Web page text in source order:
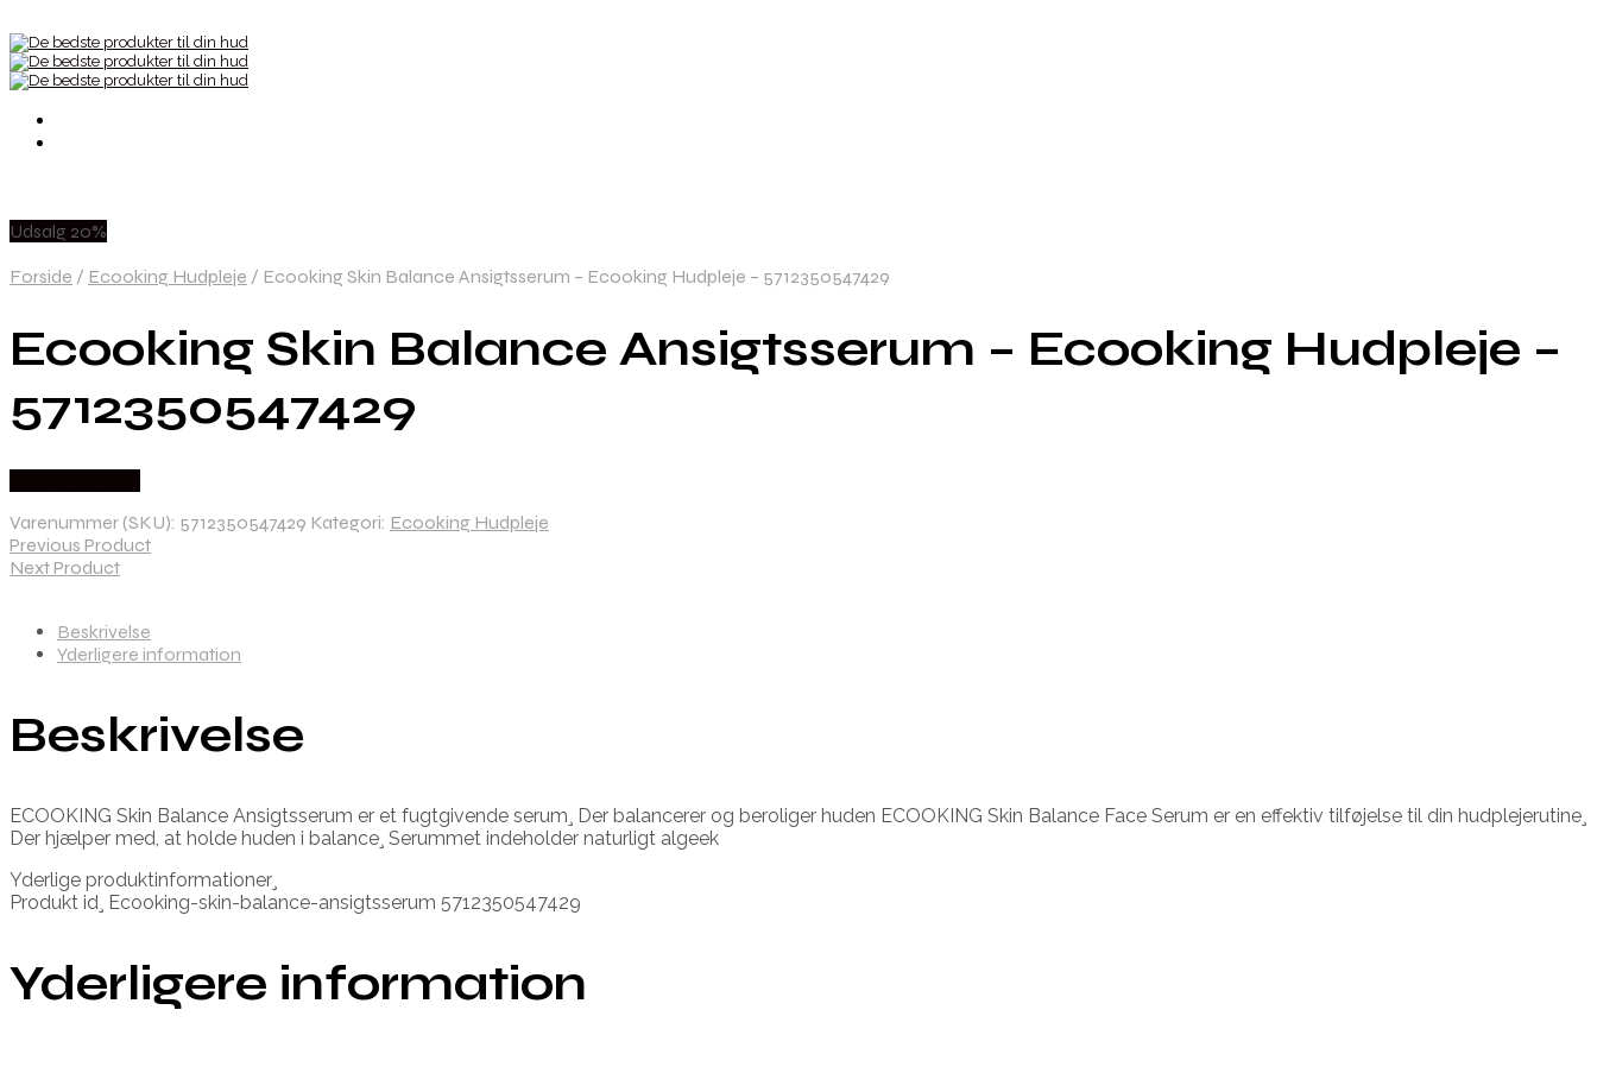
Udsalg 20%
Forside / Ecooking Hudpleje / Ecooking Skin Balance Ansigtsserum – Ecooking Hudpleje – 5712350547429
Ecooking Skin Balance Ansigtsserum – Ecooking Hudpleje –
5712350547429
Varenummer (SKU): 5712350547429 Kategori: Ecooking Hudpleje
Previous Product
Next Product
Beskrivelse
Yderligere information
Beskrivelse
ECOOKING Skin Balance Ansigtsserum er et fugtgivende serum¸ Der balancerer og beroliger huden ECOOKING Skin Balance Face Serum er en effektiv tilføjelse til din hudplejerutine¸
Der hjælper med, at holde huden i balance¸ Serummet indeholder naturligt algeek
Yderlige produktinformationer¸
Produkt id¸ Ecooking-skin-balance-ansigtsserum 5712350547429
Yderligere information